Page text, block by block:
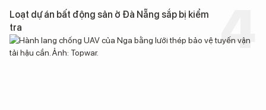
Loạt dự án bất động sản ở Đà Nẵng sắp bị kiểm
tra